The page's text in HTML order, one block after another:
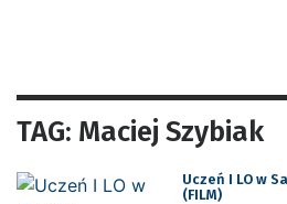
TAG: Maciej Szybiak
Uczeń I LO w
(FILM)